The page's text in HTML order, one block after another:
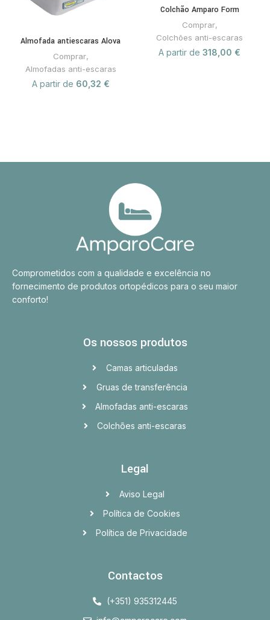
Almofada antiescaras Alova
Comprar,
Almofadas anti-escaras
A partir de 60,32 €
Colchão Amparo Form
Comprar,
Colchões anti-escaras
A partir de 318,00 €
Comprometidos com a qualidade e excelência no
fornecimento de produtos ortopédicos para o seu maior
conforto!
Os nossos produtos
Camas articuladas
Gruas de transferência
Almofadas anti-escaras
Colchões anti-escaras
Legal
Aviso Legal
Política de Cookies
Política de Privacidade
Contactos
(+351) 935312445